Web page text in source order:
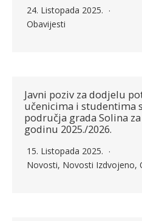
24. Listopada 2025.
Obavijesti
Javni poziv za dodjelu
učenicima i studentima
područja grada Solina
godinu 2025./2026.
15. Listopada 2025.
Novosti, Novosti Izdvojeno,